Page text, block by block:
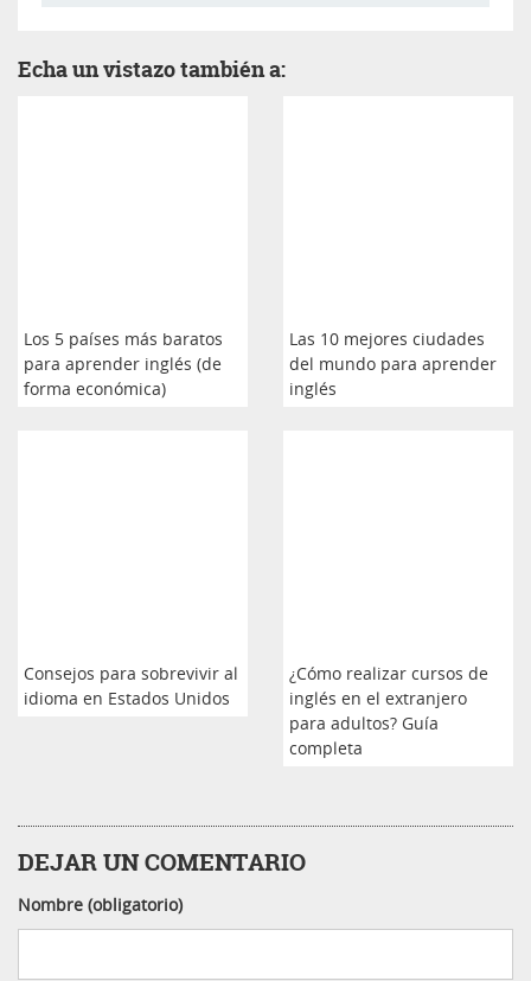
Echa un vistazo también a:
Los 5 países más baratos
para aprender inglés (de
forma económica)
Las 10 mejores ciudades
del mundo para aprender
inglés
Consejos para sobrevivir al
idioma en Estados Unidos
¿Cómo realizar cursos de
inglés en el extranjero
para adultos? Guía
completa
DEJAR UN COMENTARIO
Nombre (obligatorio)